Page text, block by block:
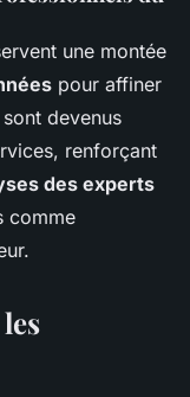
une montée
pour affiner
devenus
renforçant
des experts
comme